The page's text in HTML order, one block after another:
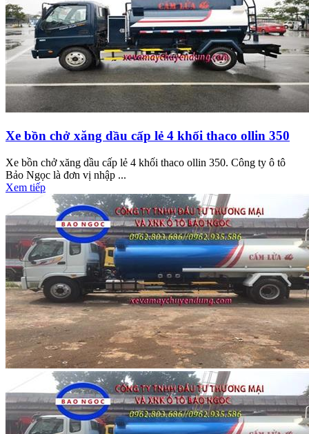
Xe bồn chở xăng dầu cấp lẻ 4 khối thaco ollin 350
Xe bồn chở xăng dầu cấp lẻ 4 khối thaco ollin 350. Công ty ô tô
Bảo Ngọc là đơn vị nhập ...
Xem tiếp